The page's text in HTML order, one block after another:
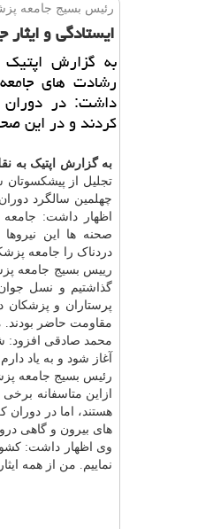
رئیس بسیج جامعه
ایستادگی و
به گزارش
رشادت های
داشت: در دوران
كردند و در این
به گزارش اپتیک به
تجلیل از پیشکسوتان
چهلمین سالگرد
اظهار داشت:
صحنه ها این
دردناک را جامعه
رییس بسیج جامعه
گذاشتیم و نسل
پرستاران و پزشکان
مقاومت حاضر بودند.
محمد صادقی افزود:
آغاز شود و به یاد
رئیس بسیج جامعه
ازاین متاسفانه
هستند، اما در دوران
های بیرون و گاهی
وی اظهار داشت:
نماییم. من از همه